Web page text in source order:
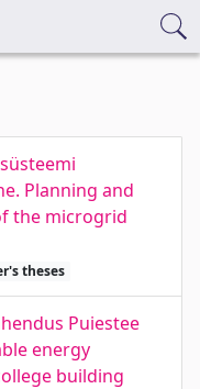
Planning and
the microgrid
theses
Puiestee
energy
building